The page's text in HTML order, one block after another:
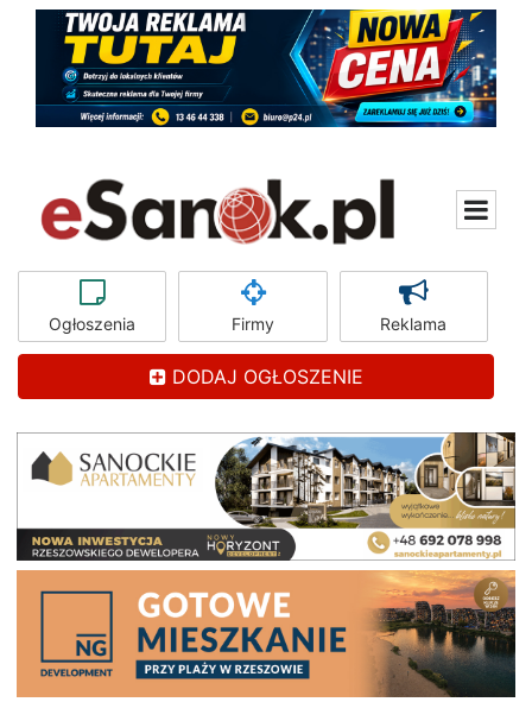
Ogłoszenia Firmy Reklama
DODAJ OGŁOSZENIE